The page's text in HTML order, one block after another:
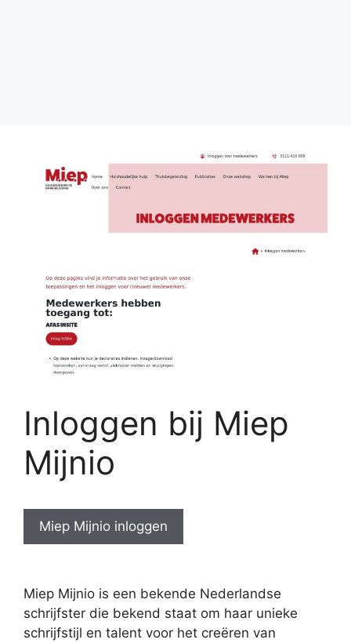
Inloggen bij Miep
Mijnio
Miep Mijnio inloggen
Miep Mijnio is een bekende Nederlandse
schrijfster die bekend staat om haar unieke
schrijfstijl en talent voor het creëren van